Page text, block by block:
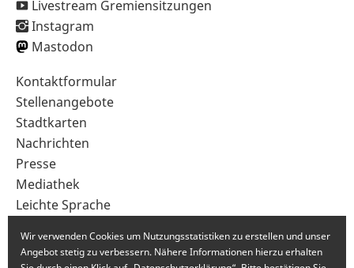
Livestream Gremiensitzungen
Instagram
Mastodon
Sekundärnavigation
im
Fußbereich
Kontaktformular
Stellenangebote
Stadtkarten
Nachrichten
Presse
Mediathek
Leichte Sprache
Wir verwenden Cookies um Nutzungsstatistiken zu erstellen und unser
Angebot stetig zu verbessern. Nähere Informationen hierzu erhalten